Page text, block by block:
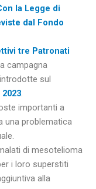
la Legge di
dal Fondo
tre Patronati
campagna
sul
.
importanti a
una problematica
di mesotelioma
i loro superstiti
alla